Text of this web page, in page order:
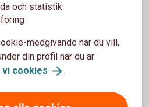
vår digitala support på
måndag-fredag 08.00-
och statistik
medgivande när du vill,
din profil när du är
vi cookies .